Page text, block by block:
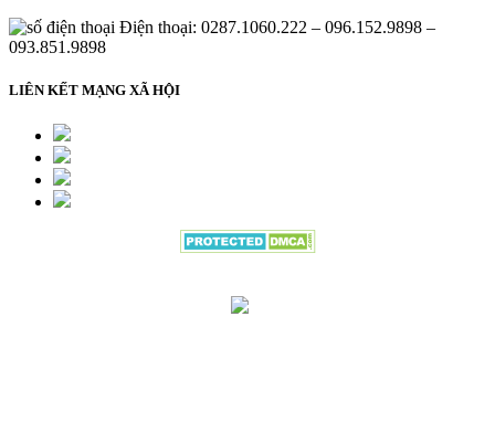
Điện thoại: 0287.1060.222 – 096.152.9898 –
093.851.9898
LIÊN KẾT MẠNG XÃ HỘI